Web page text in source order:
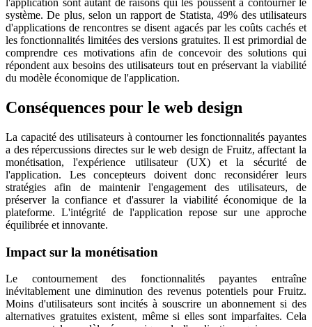
l'application sont autant de raisons qui les poussent à contourner le
système. De plus, selon un rapport de Statista, 49% des utilisateurs
d'applications de rencontres se disent agacés par les coûts cachés et
les fonctionnalités limitées des versions gratuites. Il est primordial de
comprendre ces motivations afin de concevoir des solutions qui
répondent aux besoins des utilisateurs tout en préservant la viabilité
du modèle économique de l'application.
Conséquences pour le web design
La capacité des utilisateurs à contourner les fonctionnalités payantes
a des répercussions directes sur le web design de Fruitz, affectant la
monétisation, l'expérience utilisateur (UX) et la sécurité de
l'application. Les concepteurs doivent donc reconsidérer leurs
stratégies afin de maintenir l'engagement des utilisateurs, de
préserver la confiance et d'assurer la viabilité économique de la
plateforme. L'intégrité de l'application repose sur une approche
équilibrée et innovante.
Impact sur la monétisation
Le contournement des fonctionnalités payantes entraîne
inévitablement une diminution des revenus potentiels pour Fruitz.
Moins d'utilisateurs sont incités à souscrire un abonnement si des
alternatives gratuites existent, même si elles sont imparfaites. Cela